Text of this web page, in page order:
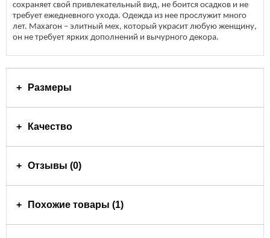
сохраняет свой привлекательный вид, не боится осадков и не
требует ежедневного ухода. Одежда из нее прослужит много
лет. Махагон – элитный мех, который украсит любую женщину,
он не требует ярких дополнений и вычурного декора.
Размеры
Качество
Отзывы (0)
Похожие товары (1)